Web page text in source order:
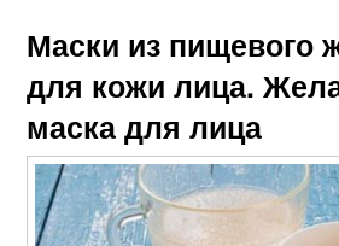
Маски из пищевого
для кожи лица.
маска для лица